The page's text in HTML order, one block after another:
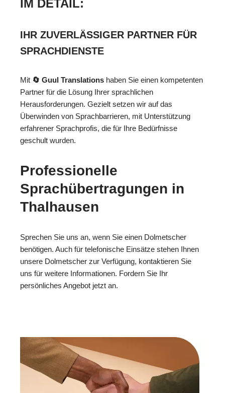
IM DETAIL:
IHR ZUVERLÄSSIGER PARTNER FÜR
SPRACHDIENSTE
Mit 🔄 Guul Translations haben Sie einen kompetenten
Partner für die Lösung Ihrer sprachlichen
Herausforderungen. Gezielt setzen wir auf das
Überwinden von Sprachbarrieren, mit Unterstützung
erfahrener Sprachprofis, die für Ihre Bedürfnisse
geschult wurden.
Professionelle
Sprachübertragungen in
Thalhausen
Sprechen Sie uns an, wenn Sie einen Dolmetscher
benötigen. Auch für telefonische Einsätze stehen Ihnen
unsere Dolmetscher zur Verfügung, kontaktieren Sie
uns für weitere Informationen. Fordern Sie Ihr
persönliches Angebot jetzt an.